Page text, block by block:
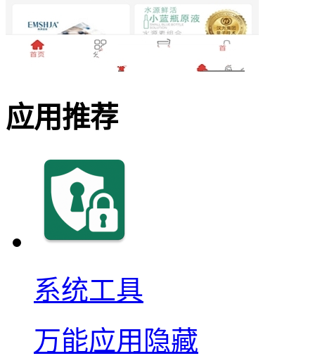
应用推荐
系统工具
万能应用隐藏